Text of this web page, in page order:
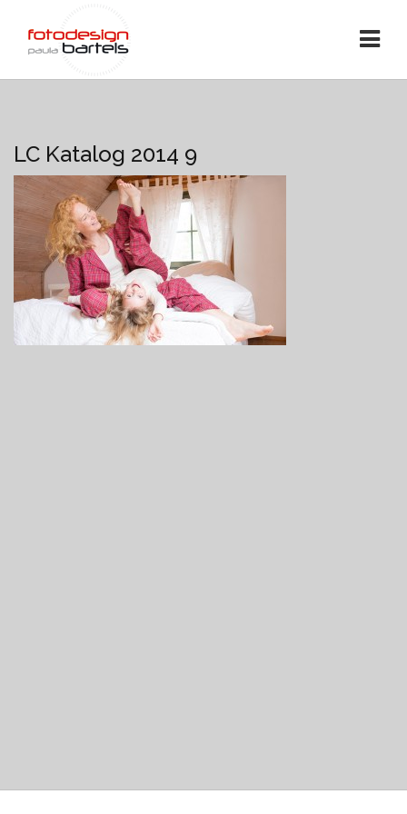
LC Katalog 2014 9